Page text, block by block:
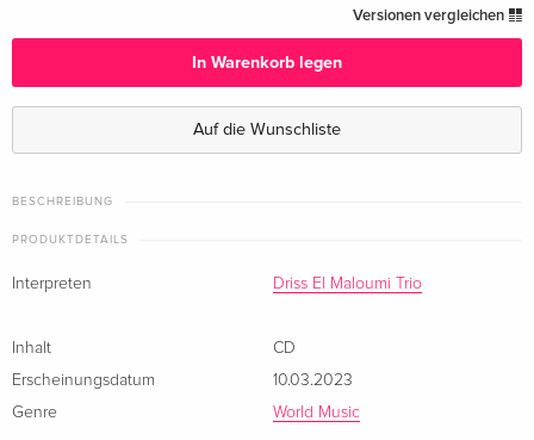
Versionen vergleichen
In Warenkorb legen
Auf die Wunschliste
BESCHREIBUNG
PRODUKTDETAILS
Interpreten Driss El Maloumi Trio
Inhalt
CD
Erscheinungsdatum
10.03.2023
Genre
World Music